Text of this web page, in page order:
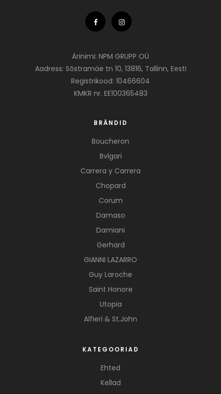
Ärinimi: NPM GRUPP OÜ
Aadress: Sõstramäe tn 10, 13816, Tallinn, Eesti
Registrikood: 10466604
KMKR nr. EE100365483
BRÄNDID
Boucheron
Bvlgari
Carrera y Carrera
Chopard
Corum
Damaso
Damiani
Gerhard
GIANNI LAZARRO
Guy Laroche
Saint Honore
Utopia
Alfieri & St.John
KATEGOORIAD
Ehted
Kellad